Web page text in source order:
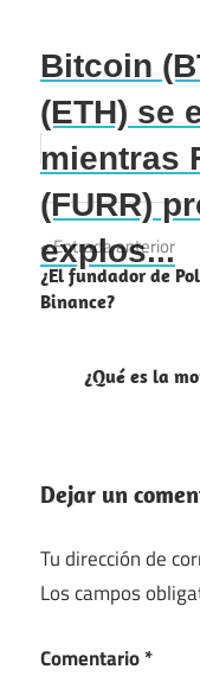
Bitcoin
(ETH) se
mientras
(FURR)
explos...
Navegación
de
Entrada anterior
¿El fundador de
Binance?
¿Qué es la
Dejar un
Tu dirección de
Los campos
Comentario*